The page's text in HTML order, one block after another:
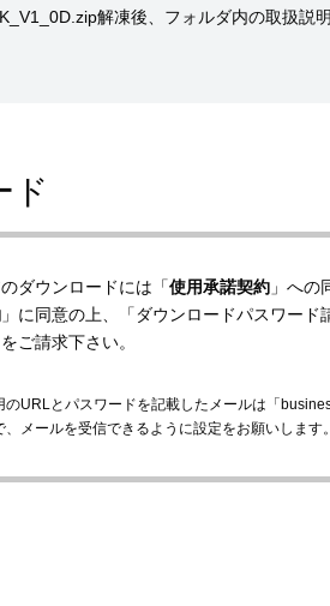
解凍後、フォルダ内の取扱説
ド
ダウンロードには「使用承諾契約 」への
」に同意の上、「ダウンロードパスワード
ご請求下さい。
のURLとパスワードを記載したメールは「
メールを受信できるように設定をお願いします。